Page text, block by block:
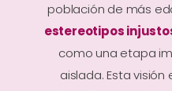
población de más
estereotipos
como una etapa
aislada. Esta visión